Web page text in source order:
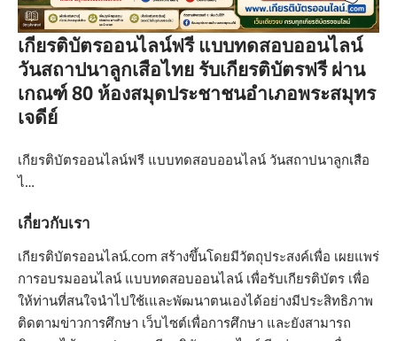
เกียรติบัตรออนไลน์ฟรี แบบทดสอบออนไลน์
วันสถาปนาลูกเสือไทย รับเกียรติบัตรฟรี ผ่าน
เกณฑ์ 80 ห้องสมุดประชาชนอำเภอพระสมุทร
เจดีย์
เกียรติบัตรออนไลน์ฟรี แบบทดสอบออนไลน์ วันสถาปนาลูกเสือ
ไ…
เกี่ยวกับเรา
เกียรติบัตรออนไลน์.com สร้างขึ้นโดยมีวัตถุประสงค์เพื่อ เผยแพร่
การอบรมออนไลน์ แบบทดสอบออนไลน์ เพื่อรับเกียรติบัตร เพื่อ
ให้ท่านที่สนใจนำไปใช้เและพัฒนาตนเองได้อย่างมีประสิทธิภาพ
ติดตามข่าวการศึกษา เว็บไซต์เพื่อการศึกษา และยังสามารถ